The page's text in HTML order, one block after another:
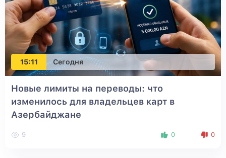
15:11 Сегодня
Новые лимиты на переводы: что
изменилось для владельцев карт в
Азербайджане
9 0 0